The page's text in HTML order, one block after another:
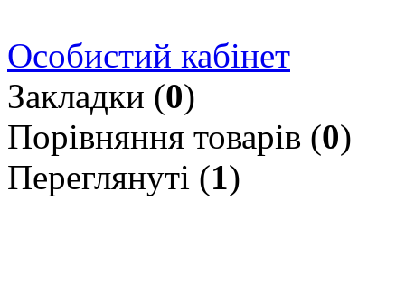
Особистий кабінет
Закладки (0)
Порівняння товарів (0)
Переглянуті (1)